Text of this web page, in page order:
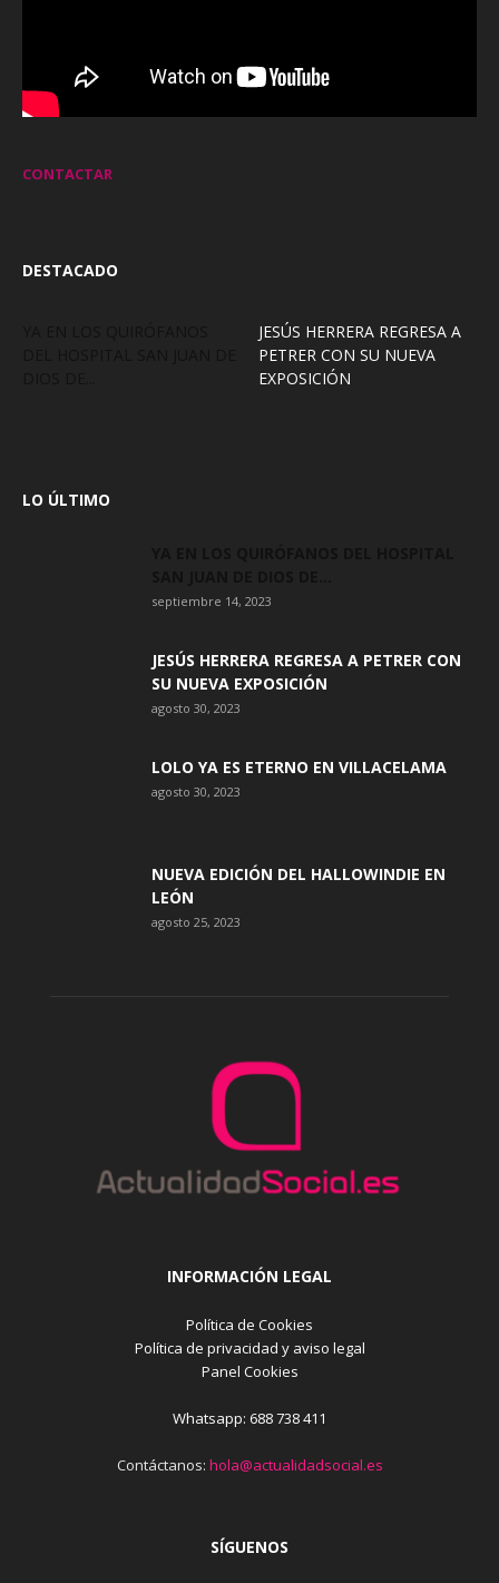
CONTACTAR
DESTACADO
JESÚS HERRERA REGRESA A
PETRER CON SU NUEVA
EXPOSICIÓN
LO ÚLTIMO
septiembre 14, 2023
JESÚS HERRERA REGRESA A PETRER CON
SU NUEVA EXPOSICIÓN
agosto 30, 2023
LOLO YA ES ETERNO EN VILLACELAMA
agosto 30, 2023
NUEVA EDICIÓN DEL HALLOWINDIE EN
LEÓN
agosto 25, 2023
INFORMACIÓN LEGAL
Política de Cookies
Política de privacidad y aviso legal
Panel Cookies
Whatsapp: 688 738 411
Contáctanos: hola@actualidadsocial.es
SÍGUENOS